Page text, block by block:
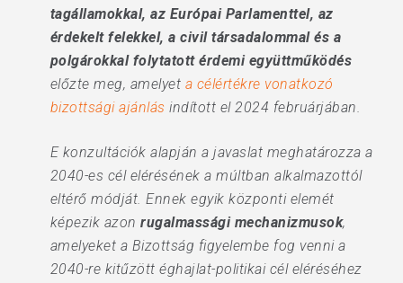
tagállamokkal, az Európai Parlamenttel, az
érdekelt felekkel, a civil társadalommal és a
polgárokkal folytatott érdemi együttműködés
előzte meg, amelyet a célértékre vonatkozó
bizottsági ajánlás indított el 2024 februárjában.
E konzultációk alapján a javaslat meghatározza a
2040-es cél elérésének a múltban alkalmazottól
eltérő módját. Ennek egyik központi elemét
képezik azonrugalmassági mechanizmusok,
amelyeket a Bizottság figyelembe fog venni a
2040-re kitűzött éghajlat-politikai cél eléréséhez